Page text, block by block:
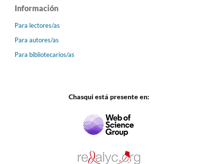
Información
Para lectores/as
Para autores/as
Para bibliotecarios/as
Chasqui está presente en: